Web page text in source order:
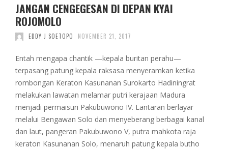
JANGAN CENGEGESAN DI DEPAN KYAI
ROJOMOLO
EDDY J SOETOPO NOVEMBER 21, 2017
Entah mengapa chantik —kepala buritan perahu—
terpasang patung kepala raksasa menyeramkan ketika
rombongan Keraton Kasunanan Surokarto Hadiningrat
melakukan lawatan melamar putri kerajaan Madura
menjadi permaisuri Pakubuwono IV. Lantaran berlayar
melalui Bengawan Solo dan menyeberang berbagai kanal
dan laut, pangeran Pakubuwono V, putra mahkota raja
keraton Kasunanan Solo, menaruh patung kepala butho